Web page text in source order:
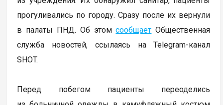
прогуливались по городу. Сразу после их вернули
в палаты ПНД. Об этомсообщает Общественная
служба новостей, ссылаясь на Telegram-канал
SHOT.
Перед побегом пациенты переоделись